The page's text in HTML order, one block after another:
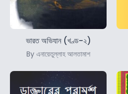
ভারত অভিযান (খণ্ড-২)
By এনায়েতুল্লাহ আলতামাশ